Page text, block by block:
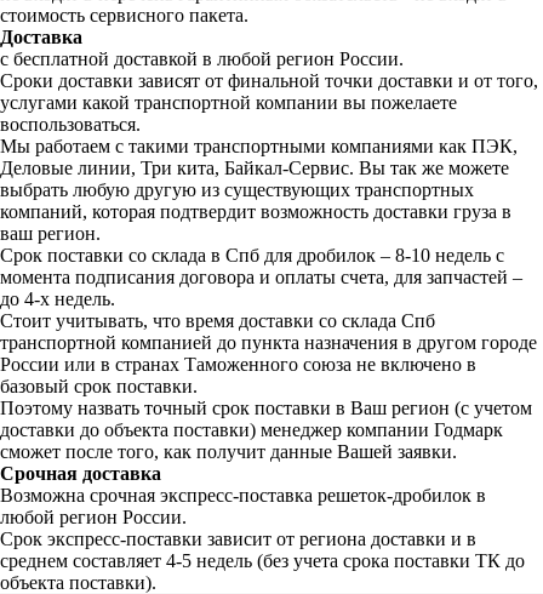
стоимость сервисного пакета.
Доставка
с бесплатной доставкой в любой регион России.
Сроки доставки зависят от финальной точки доставки и от того,
услугами какой транспортной компании вы пожелаете
воспользоваться.
Мы работаем с такими транспортными компаниями как ПЭК,
Деловые линии, Три кита, Байкал-Сервис. Вы так же можете
выбрать любую другую из существующих транспортных
компаний, которая подтвердит возможность доставки груза в
ваш регион.
Срок поставки со склада в Спб для дробилок – 8-10 недель с
момента подписания договора и оплаты счета, для запчастей –
до 4-х недель.
Стоит учитывать, что время доставки со склада Спб
транспортной компанией до пункта назначения в другом городе
России или в странах Таможенного союза не включено в
базовый срок поставки.
Поэтому назвать точный срок поставки в Ваш регион (с учетом
доставки до объекта поставки) менеджер компании Годмарк
сможет после того, как получит данные Вашей заявки.
Срочная доставка
Возможна срочная экспресс-поставка решеток-дробилок в
любой регион России.
Срок экспресс-поставки зависит от региона доставки и в
среднем составляет 4-5 недель (без учета срока поставки ТК до
объекта поставки).